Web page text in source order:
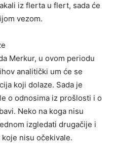
iz flerta u flert, sada će
vezom.
Merkur, u ovom periodu
analitički um će se
koji dolaze. Sada je
o odnosima iz prošlosti i o
Neko na koga nisu
izgledati drugačije i
nisu očekivale.